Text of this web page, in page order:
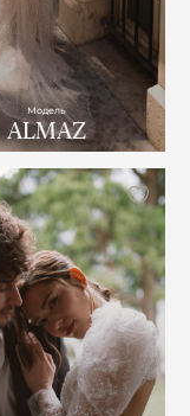
Модель
ALMAZ